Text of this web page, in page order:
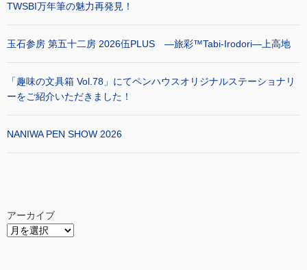
TWSBI万年筆の魅力再発見！
玉石参房 第五十二房 2026伍PLUS ―旅彩™Tabi-Irodori―上高地
「趣味の文具箱 Vol.78」にてペンハウスオリジナルステーショナリ
ーをご紹介いただきました！
NANIWA PEN SHOW 2026
アーカイブ